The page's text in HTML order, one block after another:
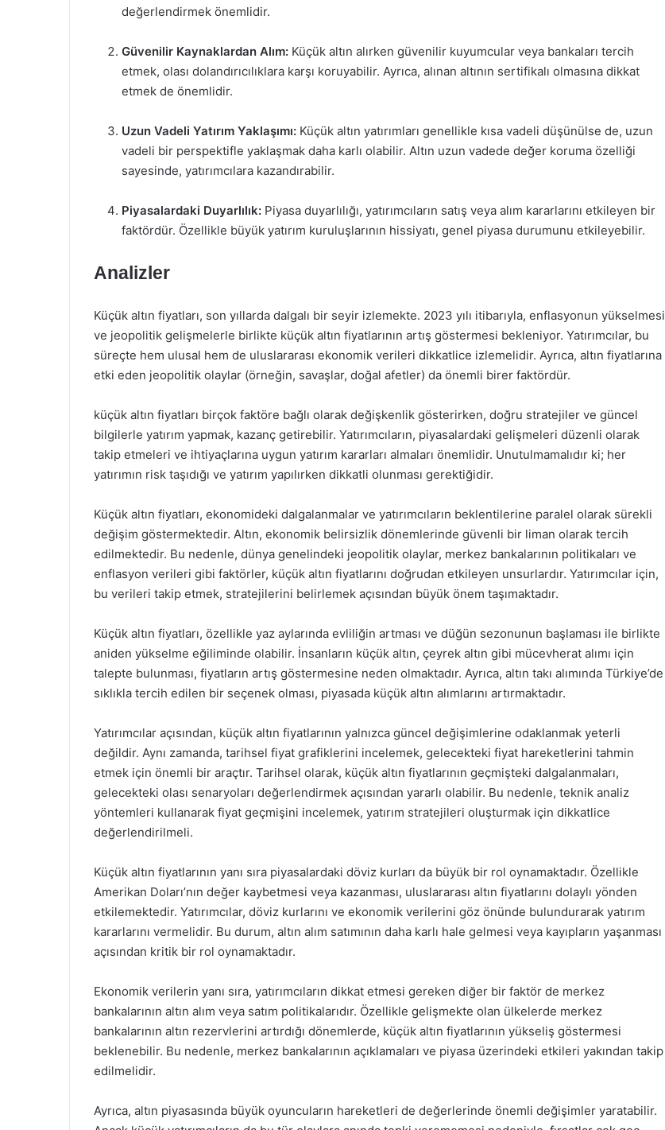
değerlendirmek önemlidir.
Güvenilir Kaynaklardan Alım: Küçük altın alırken güvenilir kuyumcular veya bankaları tercih
etmek, olası dolandırıcılıklara karşı koruyabilir. Ayrıca, alınan altının sertifikalı olmasına dikkat
etmek de önemlidir.
Uzun Vadeli Yatırım Yaklaşımı: Küçük altın yatırımları genellikle kısa vadeli düşünülse de, uzun
vadeli bir perspektifle yaklaşmak daha karlı olabilir. Altın uzun vadede değer koruma özelliği
sayesinde, yatırımcılara kazandırabilir.
Piyasalardaki Duyarlılık: Piyasa duyarlılığı, yatırımcıların satış veya alım kararlarını etkileyen bir
faktördür. Özellikle büyük yatırım kuruluşlarının hissiyatı, genel piyasa durumunu etkileyebilir.
Analizler
Küçük altın fiyatları, son yıllarda dalgalı bir seyir izlemekte. 2023 yılı itibarıyla, enflasyonun yükselmesi
ve jeopolitik gelişmelerle birlikte küçük altın fiyatlarının artış göstermesi bekleniyor. Yatırımcılar, bu
süreçte hem ulusal hem de uluslararası ekonomik verileri dikkatlice izlemelidir. Ayrıca, altın fiyatlarına
etki eden jeopolitik olaylar (örneğin, savaşlar, doğal afetler) da önemli birer faktördür.
küçük altın fiyatları birçok faktöre bağlı olarak değişkenlik gösterirken, doğru stratejiler ve güncel
bilgilerle yatırım yapmak, kazanç getirebilir. Yatırımcıların, piyasalardaki gelişmeleri düzenli olarak
takip etmeleri ve ihtiyaçlarına uygun yatırım kararları almaları önemlidir. Unutulmamalıdır ki; her
yatırımın risk taşıdığı ve yatırım yapılırken dikkatli olunması gerektiğidir.
Küçük altın fiyatları, ekonomideki dalgalanmalar ve yatırımcıların beklentilerine paralel olarak sürekli
değişim göstermektedir. Altın, ekonomik belirsizlik dönemlerinde güvenli bir liman olarak tercih
edilmektedir. Bu nedenle, dünya genelindeki jeopolitik olaylar, merkez bankalarının politikaları ve
enflasyon verileri gibi faktörler, küçük altın fiyatlarını doğrudan etkileyen unsurlardır. Yatırımcılar için,
bu verileri takip etmek, stratejilerini belirlemek açısından büyük önem taşımaktadır.
Küçük altın fiyatları, özellikle yaz aylarında evliliğin artması ve düğün sezonunun başlaması ile birlikte
aniden yükselme eğiliminde olabilir. İnsanların küçük altın, çeyrek altın gibi mücevherat alımı için
talepte bulunması, fiyatların artış göstermesine neden olmaktadır. Ayrıca, altın takı alımında Türkiye’de
sıklıkla tercih edilen bir seçenek olması, piyasada küçük altın alımlarını artırmaktadır.
Yatırımcılar açısından, küçük altın fiyatlarının yalnızca güncel değişimlerine odaklanmak yeterli
değildir. Aynı zamanda, tarihsel fiyat grafiklerini incelemek, gelecekteki fiyat hareketlerini tahmin
etmek için önemli bir araçtır. Tarihsel olarak, küçük altın fiyatlarının geçmişteki dalgalanmaları,
gelecekteki olası senaryoları değerlendirmek açısından yararlı olabilir. Bu nedenle, teknik analiz
yöntemleri kullanarak fiyat geçmişini incelemek, yatırım stratejileri oluşturmak için dikkatlice
değerlendirilmeli.
Küçük altın fiyatlarının yanı sıra piyasalardaki döviz kurları da büyük bir rol oynamaktadır. Özellikle
Amerikan Doları’nın değer kaybetmesi veya kazanması, uluslararası altın fiyatlarını dolaylı yönden
etkilemektedir. Yatırımcılar, döviz kurlarını ve ekonomik verilerini göz önünde bulundurarak yatırım
kararlarını vermelidir. Bu durum, altın alım satımının daha karlı hale gelmesi veya kayıpların yaşanması
açısından kritik bir rol oynamaktadır.
Ekonomik verilerin yanı sıra, yatırımcıların dikkat etmesi gereken diğer bir faktör de merkez
bankalarının altın alım veya satım politikalarıdır. Özellikle gelişmekte olan ülkelerde merkez
bankalarının altın rezervlerini artırdığı dönemlerde, küçük altın fiyatlarının yükseliş göstermesi
beklenebilir. Bu nedenle, merkez bankalarının açıklamaları ve piyasa üzerindeki etkileri yakından takip
edilmelidir.
Ayrıca, altın piyasasında büyük oyuncuların hareketleri de değerlerinde önemli değişimler yaratabilir.